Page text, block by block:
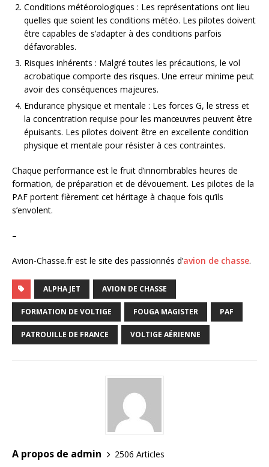
Conditions météorologiques : Les représentations ont lieu
quelles que soient les conditions météo. Les pilotes doivent
être capables de s’adapter à des conditions parfois
défavorables.
Risques inhérents : Malgré toutes les précautions, le vol
acrobatique comporte des risques. Une erreur minime peut
avoir des conséquences majeures.
Endurance physique et mentale : Les forces G, le stress et
la concentration requise pour les manœuvres peuvent être
épuisants. Les pilotes doivent être en excellente condition
physique et mentale pour résister à ces contraintes.
Chaque performance est le fruit d’innombrables heures de
formation, de préparation et de dévouement. Les pilotes de la
PAF portent fièrement cet héritage à chaque fois qu’ils
s’envolent.
–
Avion-Chasse.fr est le site des passionnés d’avion de chasse.
ALPHA JET AVION DE CHASSE
FORMATION DE VOLTIGE FOUGA MAGISTER PAF
PATROUILLE DE FRANCE VOLTIGE AÉRIENNE
A propos de admin
2506 Articles